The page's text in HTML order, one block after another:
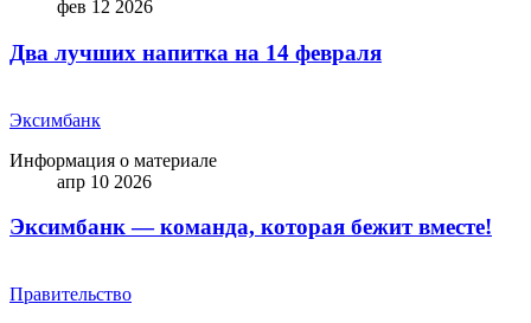
фев 12 2026
Два лучших напитка на 14 февраля
Эксимбанк
Информация о материале
апр 10 2026
Эксимбанк — команда, которая бежит вместе!
Правительство